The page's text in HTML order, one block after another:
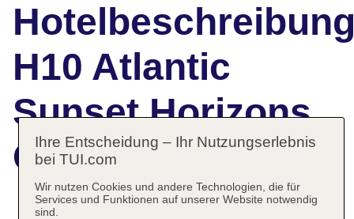
H10 Atlantic
Sunset Horizons
Collection
Ihre Entscheidung – Ihr Nutzungserlebnis
bei TUI.com
Wir nutzen Cookies und andere Technologien, die für
Services und Funktionen auf unserer Website notwendig
sind.